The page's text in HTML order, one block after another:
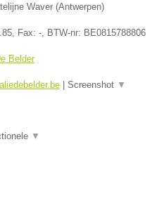
Waver (Antwerpen)
, Fax: -, BTW-nr: BE0815788806
Belder
Screenshot ▼
▼